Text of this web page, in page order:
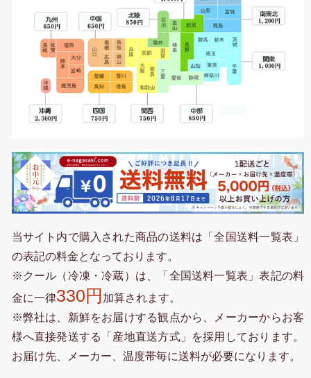
当サイト内で購入された商品の送料は「全国送料一覧表」
の表記の料金となっております。
※クール（冷凍・冷蔵）は、「全国送料一覧表」表記の料
金に一律330円 加算されます。
※弊社は、新鮮をお届けする観点から、メーカーからお客
様へ直接発送する「産地直送方式」を採用しております。
お届け先、メーカー、温度帯毎に送料が必要になります。